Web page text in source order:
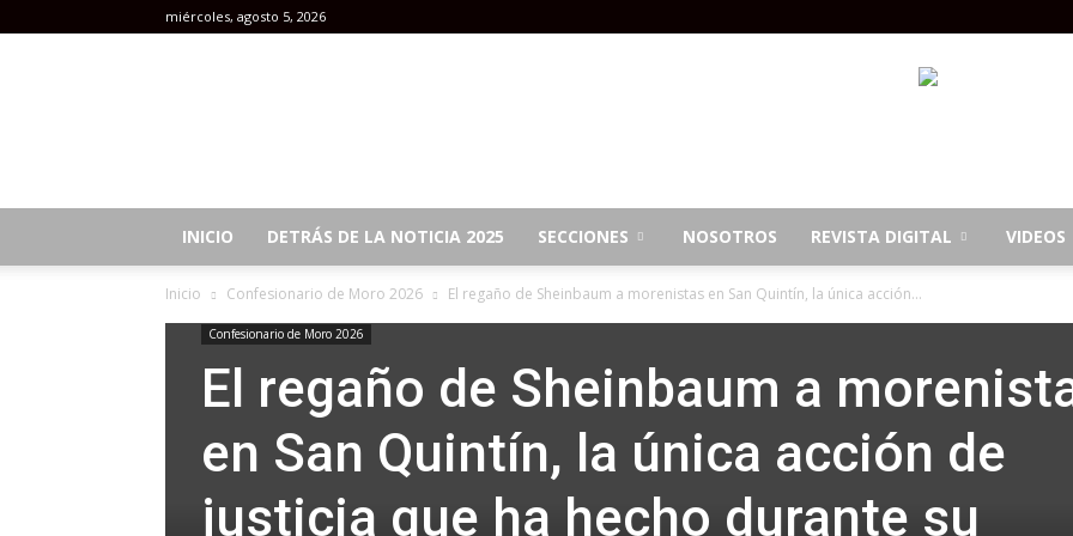
miércoles, agosto 5, 2026
INICIO DETRÁS DE LA NOTICIA 2025 SECCIONES NOSOTROS REVISTA DIGITAL VIDEOS
Inicio Confesionario de Moro 2026 El regaño de Sheinbaum a morenistas en San Quintín, la única acción...
Confesionario de Moro 2026
El regaño de Sheinbaum a
en San Quintín, la única acción de
justicia que ha hecho durante su